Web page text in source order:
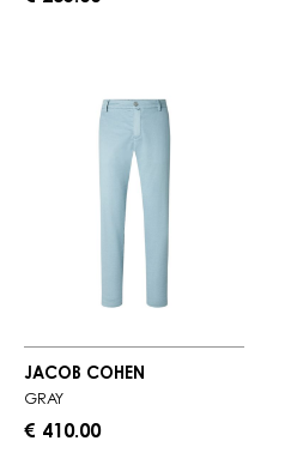
JACOB COHEN
GRAY
€ 410.00